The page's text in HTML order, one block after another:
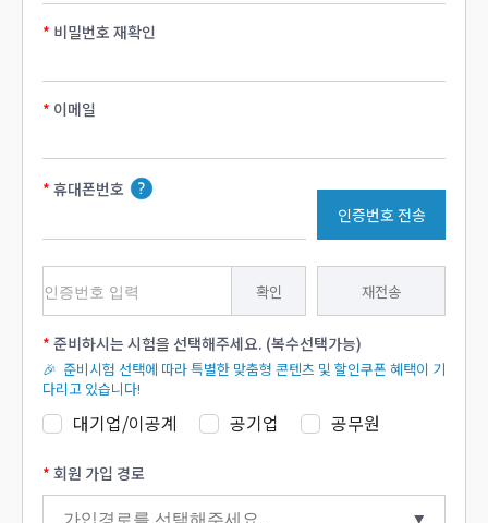
비밀번호 재확인
이메일
휴대폰번호
인증번호 전송
확인 재전송
준비하시는 시험을 선택해주세요. (복수선택가능)
🎉 준비시험 선택에 따라 특별한 맞춤형 콘텐츠 및 할인쿠폰 혜택이 기
다리고 있습니다!
대기업/이공계 공기업 공무원
회원 가입 경로